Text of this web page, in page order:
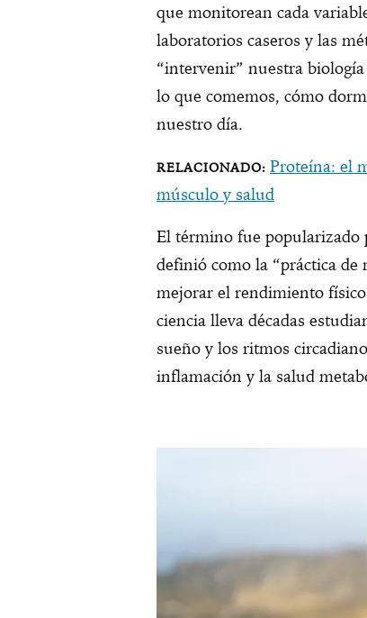
que monitorean cada
laboratorios caseros y las
“intervenir” nuestra
lo que comemos, cómo
nuestro día.
Proteína: el
músculo y salud
El término fue popularizado
definió como la “práctica
mejorar el rendimiento
ciencia lleva décadas
sueño y los ritmos
inflamación y la salud